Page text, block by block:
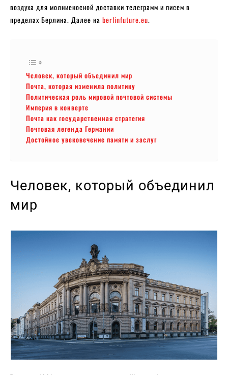
воздуха для молниеносной доставки телеграмм и писем в
пределах Берлина. Далее на berlinfuture.eu.
Человек, который объединил мир
Почта, которая изменила политику
Политическая роль мировой почтовой системы
Империя в конверте
Почта как государственная стратегия
Почтовая легенда Германии
Достойное увековечение памяти и заслуг
Человек, который объединил
мир